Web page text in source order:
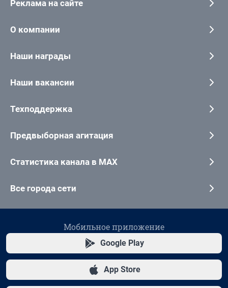
Реклама на сайте
О компании
Наши награды
Наши вакансии
Техподдержка
Предвыборная агитация
Статистика канала в MAX
Все города сети
Мобильное приложение
Google Play
App Store